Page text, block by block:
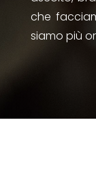
che
siamo più